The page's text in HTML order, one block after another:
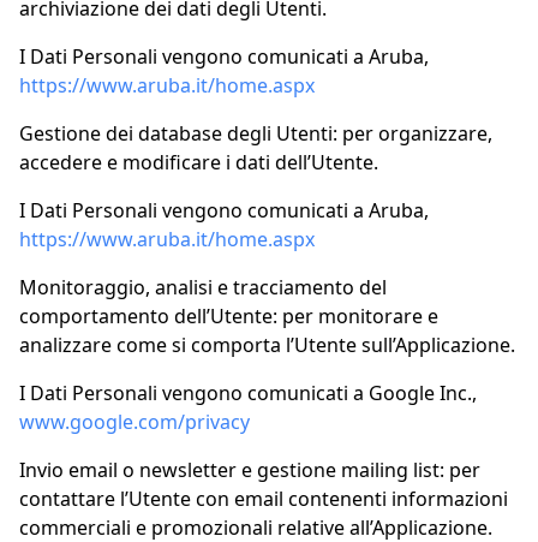
archiviazione dei dati degli Utenti.
I Dati Personali vengono comunicati a Aruba,
https://www.aruba.it/home.aspx
Gestione dei database degli Utenti: per organizzare,
accedere e modificare i dati dell’Utente.
I Dati Personali vengono comunicati a Aruba,
https://www.aruba.it/home.aspx
Monitoraggio, analisi e tracciamento del
comportamento dell’Utente: per monitorare e
analizzare come si comporta l’Utente sull’Applicazione.
I Dati Personali vengono comunicati a Google Inc.,
www.google.com/privacy
Invio email o newsletter e gestione mailing list: per
contattare l’Utente con email contenenti informazioni
commerciali e promozionali relative all’Applicazione.